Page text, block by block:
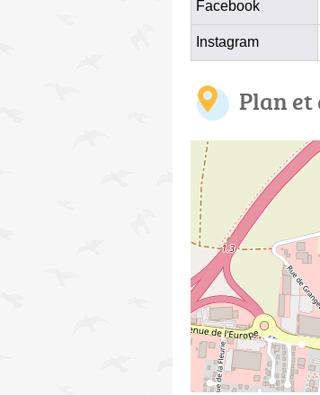
Facebook
Instagram
Plan et